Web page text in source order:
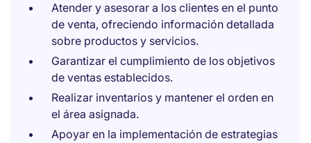
Atender y asesorar a los clientes en el punto
de venta, ofreciendo información detallada
sobre productos y servicios.
Garantizar el cumplimiento de los objetivos
de ventas establecidos.
Realizar inventarios y mantener el orden en
el área asignada.
Apoyar en la implementación de estrategias